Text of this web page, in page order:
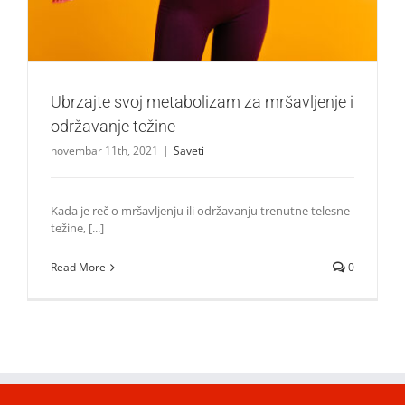
Ubrzajte svoj metabolizam za mršavljenje i
održavanje težine
novembar 11th, 2021 | Saveti
Kada je reč o mršavljenju ili održavanju trenutne telesne
težine, [...]
Read More 0